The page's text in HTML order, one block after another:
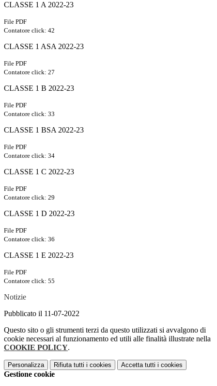
CLASSE 1 A 2022-23
File PDF
Contatore click: 42
CLASSE 1 ASA 2022-23
File PDF
Contatore click: 27
CLASSE 1 B 2022-23
File PDF
Contatore click: 33
CLASSE 1 BSA 2022-23
File PDF
Contatore click: 34
CLASSE 1 C 2022-23
File PDF
Contatore click: 29
CLASSE 1 D 2022-23
File PDF
Contatore click: 36
CLASSE 1 E 2022-23
File PDF
Contatore click: 55
Notizie
Pubblicato il 11-07-2022
Questo sito o gli strumenti terzi da questo utilizzati si avvalgono di
cookie necessari al funzionamento ed utili alle finalità illustrate nella
COOKIE POLICY.
Personalizza Rifiuta tutti i cookies Accetta tutti i cookies
Gestione cookie